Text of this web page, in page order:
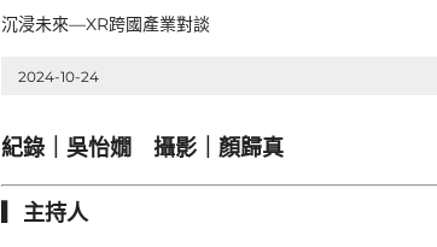
沉浸未來—XR跨國產業對談
2024-10-24
紀錄｜吳怡嫺 攝影｜顏歸真
▎主持人